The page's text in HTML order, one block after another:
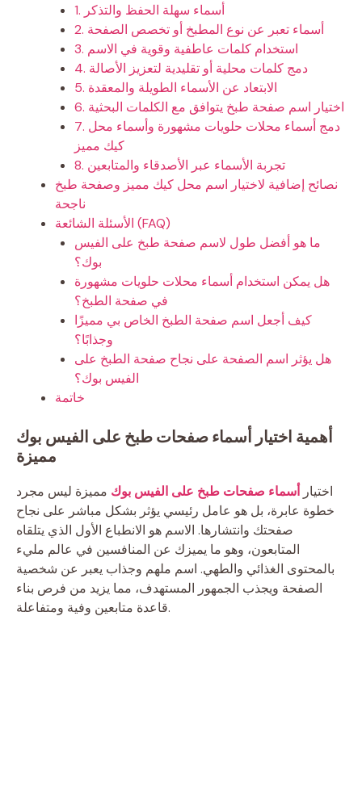
1. أسماء سهلة الحفظ والتذكر
2. أسماء تعبر عن نوع المطبخ أو تخصص الصفحة
3. استخدام كلمات عاطفية وقوية في الاسم
4. دمج كلمات محلية أو تقليدية لتعزيز الأصالة
5. الابتعاد عن الأسماء الطويلة والمعقدة
6. اختيار اسم صفحة طبخ يتوافق مع الكلمات البحثية
7. دمج أسماء محلات حلويات مشهورة وأسماء محل
كيك مميز
8. تجربة الأسماء عبر الأصدقاء والمتابعين
نصائح إضافية لاختيار اسم محل كيك مميز وصفحة طبخ
ناجحة
الأسئلة الشائعة (FAQ)
ما هو أفضل طول لاسم صفحة طبخ على الفيس
بوك؟
هل يمكن استخدام أسماء محلات حلويات مشهورة
في صفحة الطبخ؟
كيف أجعل اسم صفحة الطبخ الخاص بي مميزًا
وجذابًا؟
هل يؤثر اسم الصفحة على نجاح صفحة الطبخ على
الفيس بوك؟
خاتمة
أهمية اختيار أسماء صفحات طبخ على الفيس بوك
مميزة
اختيارأسماء صفحات طبخ على الفيس بوك مميزة ليس مجرد
خطوة عابرة، بل هو عامل رئيسي يؤثر بشكل مباشر على نجاح
صفحتك وانتشارها. الاسم هو الانطباع الأول الذي يتلقاه
المتابعون، وهو ما يميزك عن المنافسين في عالم مليء
بالمحتوى الغذائي والطهي. اسم ملهم وجذاب يعبر عن شخصية
الصفحة ويجذب الجمهور المستهدف، مما يزيد من فرص بناء
قاعدة متابعين وفية ومتفاعلة.